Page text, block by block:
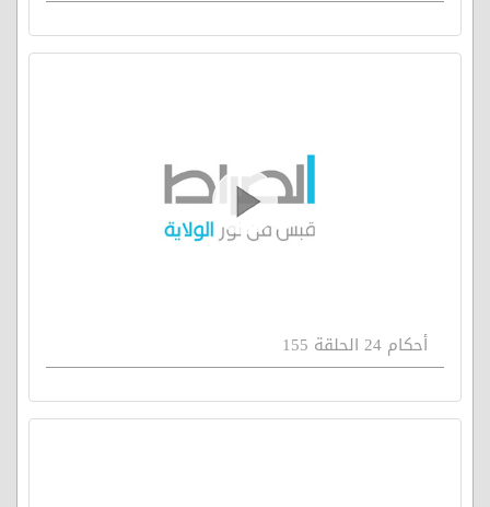
أحكام 24 الحلقة 155